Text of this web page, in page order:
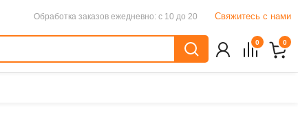
Обработка заказовежедневно: с 10 до 20 Свяжитесь с нами
0 0